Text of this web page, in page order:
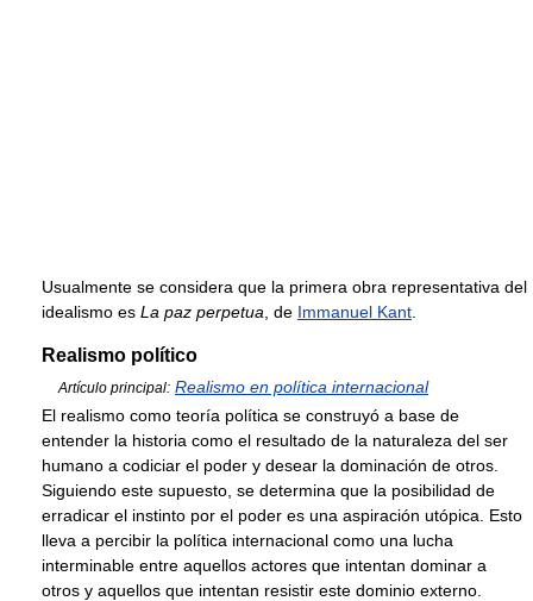
Usualmente se considera que la primera obra representativa del
idealismo es La paz perpetua, de Immanuel Kant.
Realismo político
Artículo principal: Realismo en política internacional
El realismo como teoría política se construyó a base de
entender la historia como el resultado de la naturaleza del ser
humano a codiciar el poder y desear la dominación de otros.
Siguiendo este supuesto, se determina que la posibilidad de
erradicar el instinto por el poder es una aspiración utópica. Esto
lleva a percibir la política internacional como una lucha
interminable entre aquellos actores que intentan dominar a
otros y aquellos que intentan resistir este dominio externo.